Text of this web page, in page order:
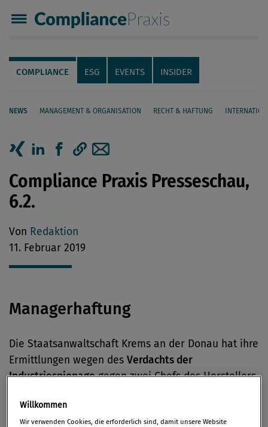
Compliance Praxis
Servicenavigation
Navigation
COMPLIANCE ESG EVENTS INSIDER
NEWS MANAGEMENT & ORGANISATION RECHT & HAFTUNG
Seiteninhalt
Artikel auf Xing teilen
Artikel auf linkedIn teilen
Artikel auf Facebook teilen
Artikellink kopieren
Artikel per Mail teilen
Compliance Praxis Presseschau,
6.2.
Von Redaktion
11. Februar 2019
Managerhaftung
Die Staatsanwaltschaft Krems an der Donau hat ihre
Ermittlungen wegen des Verdachts der
Industriespionagegegen zwei Chefs des Herstellers
eingestellt.(derStandard.at)
Willkommen
Wir verwenden Cookies, die erforderlich sind, damit unsere Website